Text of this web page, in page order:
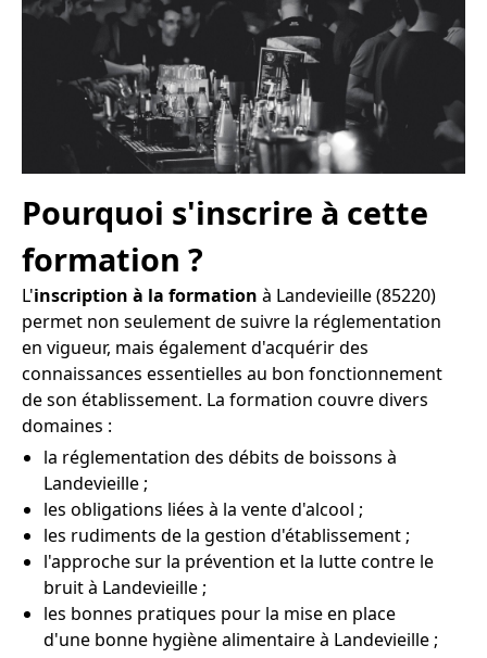
Pourquoi s'inscrire à cette
formation ?
L'inscription à la formation à Landevieille (85220)
permet non seulement de suivre la réglementation
en vigueur, mais également d'acquérir des
connaissances essentielles au bon fonctionnement
de son établissement. La formation couvre divers
domaines :
la réglementation des débits de boissons à
Landevieille ;
les obligations liées à la vente d'alcool ;
les rudiments de la gestion d'établissement ;
l'approche sur la prévention et la lutte contre le
bruit à Landevieille ;
les bonnes pratiques pour la mise en place
d'une bonne hygiène alimentaire à Landevieille ;